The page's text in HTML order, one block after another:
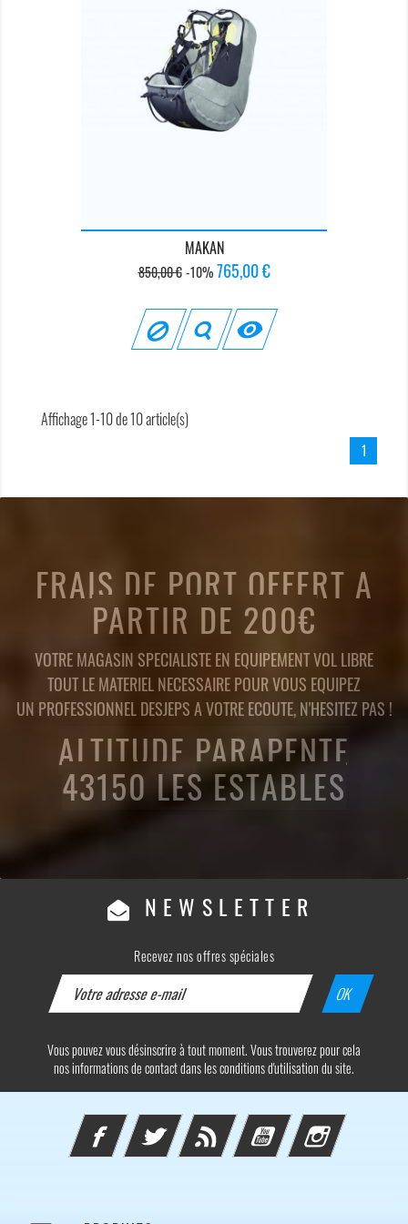
MAKAN
Prix
base
850,00 € -10% Prix
765,00 €

Affichage 1-10 de 10 article(s)
1
FRAIS DE PORT OFFERT A
PARTIR DE 200€
VOTRE MAGASIN SPECIALISTE EN EQUIPEMENT VOL LIBRE
TOUT LE MATERIEL NECESSAIRE POUR VOUS EQUIPEZ
UN PROFESSIONNEL DESJEPS A VOTRE ECOUTE, N'HESITEZ PAS !
ALTITUDE PARAPENTE
43150 LES ESTABLES
NEWSLETTER
Recevez nos offres spéciales
Vous pouvez vous désinscrire à tout moment. Vous trouverez pour cela
nos informations de contact dans les conditions d'utilisation du site.
FacebookTwitter Rss YouTube Instagram